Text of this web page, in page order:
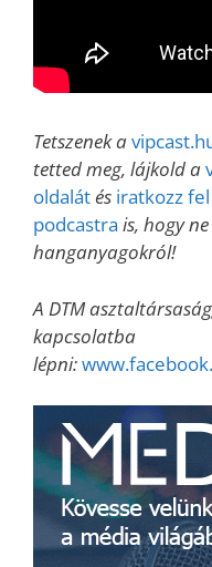
Tetszenek a
tetted meg, lájkold a
oldalátés iratkozz
podcastra is, hogy
hanganyagokról!
A DTM
kapcsolatba
lépni: